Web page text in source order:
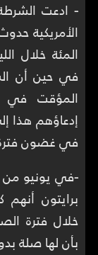
- ادعت
المئة خلال
في حين أن
المؤقت في
في غضون فترة 4 ساعات
-
برايتون
خلال فترة
بأن لها صلة